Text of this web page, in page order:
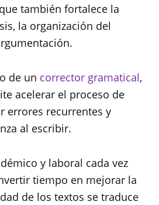
también fortalece la
la organización del
de un corrector gramatical,
acelerar el proceso de
errores recurrentes y
al escribir.
y laboral cada vez
tiempo en mejorar la
de los textos se traduce